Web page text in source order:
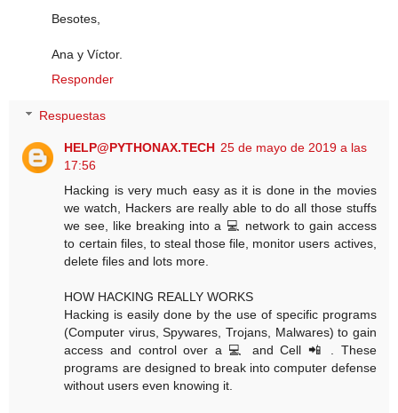
Besotes,
Ana y Víctor.
Responder
Respuestas
HELP@PYTHONAX.TECH 25 de mayo de 2019 a las
17:56
Hacking is very much easy as it is done in the movies
we watch, Hackers are really able to do all those stuffs
we see, like breaking into a 💻 network to gain access
to certain files, to steal those file, monitor users actives,
delete files and lots more.
HOW HACKING REALLY WORKS
Hacking is easily done by the use of specific programs
(Computer virus, Spywares, Trojans, Malwares) to gain
access and control over a 💻 and Cell 📲 . These
programs are designed to break into computer defense
without users even knowing it.